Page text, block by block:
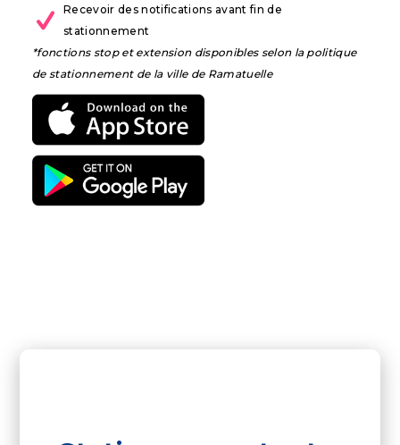
Recevoir des notifications avant fin de
stationnement
*fonctions stop et extension disponibles selon la politique
de stationnement de la ville de Ramatuelle